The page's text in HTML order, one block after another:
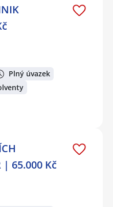
Plný úvazek
| 65.000 Kč